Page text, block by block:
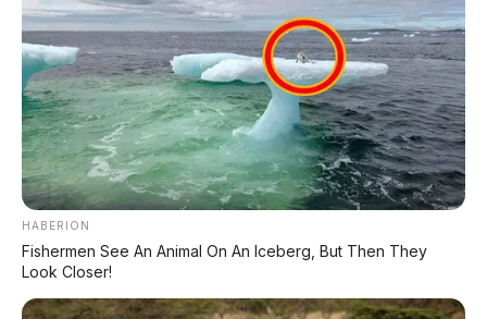
Jetour Traveller Plus Resmi
Meluncur: SUV Boxy 7 Kursi
dengan Hybrid 610 HP dan
Range 1.300 Km
Honda Super-One Resmi
Dipamerkan di GIIAS 2026:
City Car Listrik dengan
Range 274 Km, Harga
Mulai Rp295 Juta
Jaecoo J7 SIVP Siap Debut
Jetour di Auto China 2026:
HABERION
Fishermen See An Animal On An Iceberg, But Then They
Look Closer!